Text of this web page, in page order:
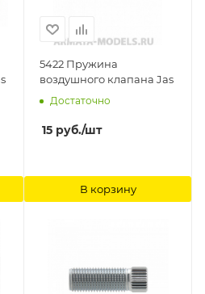
5422 Пружина
воздушного клапана Jas
Достаточно
15 руб./шт
В корзину